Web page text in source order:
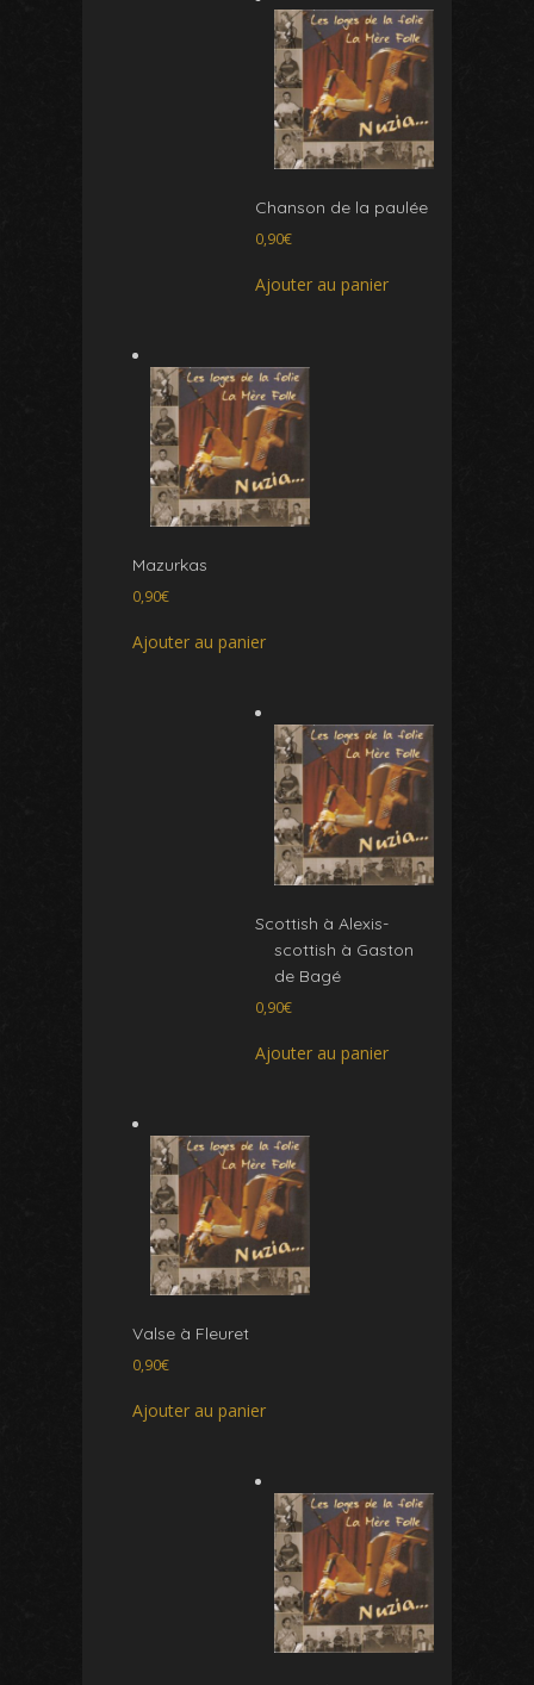
Chanson de la paulée
0,90€
Ajouter au panier
Mazurkas
0,90€
Ajouter au panier
Scottish à Alexis-
scottish à Gaston
de Bagé
0,90€
Ajouter au panier
Valse à Fleuret
0,90€
Ajouter au panier